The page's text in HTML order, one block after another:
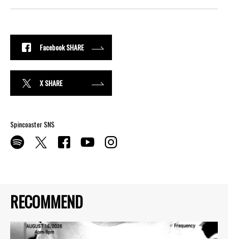
RECOMMEND
Facebook SHARE
X SHARE
Spincoaster SNS